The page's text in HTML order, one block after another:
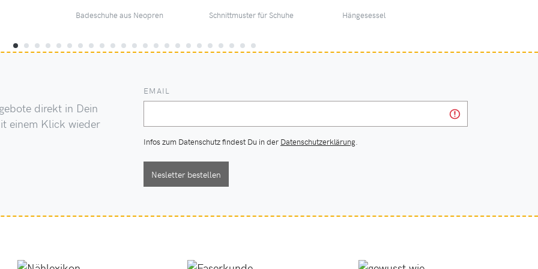
Badeschuhe aus Neopren Schnittmuster für Schuhe Hängesessel
direkt in Dein
einem Klick wieder
EMAIL
Infos zum Datenschutz findest Du in der Datenschutzerklärung
Nesletter bestellen